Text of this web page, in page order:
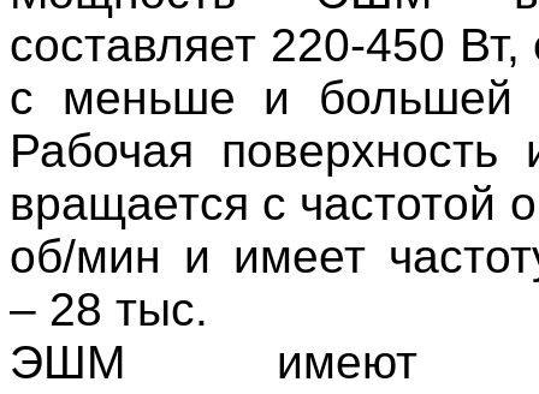
составляет 220-450
с меньше и большей
Рабочая поверхность
вращается с частотой
об/мин и имеет
– 28 тыс.
ЭШМ имеют